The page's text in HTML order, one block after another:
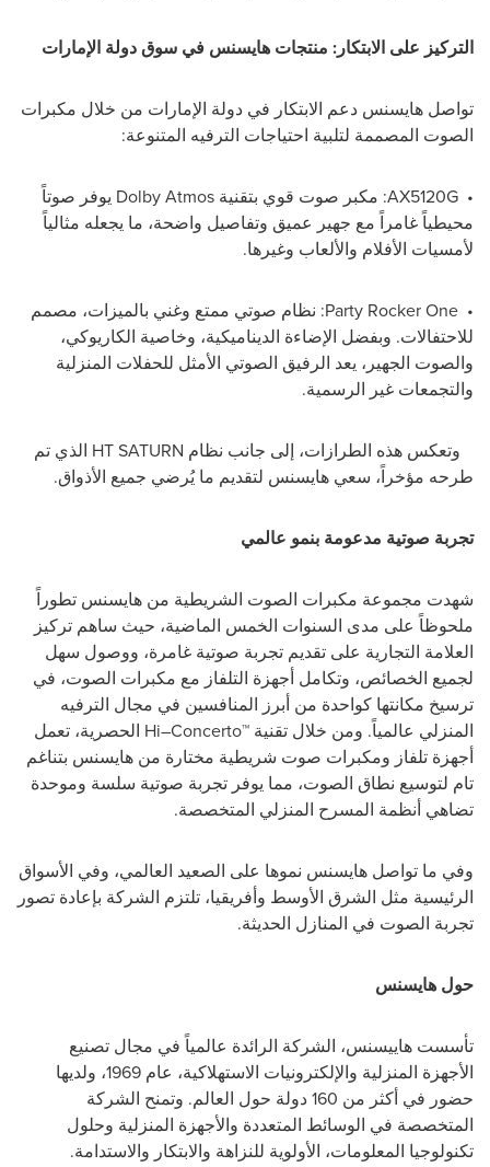
التركيز على الابتكار: منتجات هايسنس في سوق دولة الإمارات
تواصل هايسنس دعم الابتكار في دولة الإمارات من خلال مكبرات
الصوت المصممة لتلبية احتياجات الترفيه المتنوعة:
•
AX5120G: مكبر صوت قوي بتقنية Dolby Atmos يوفر صوتاً
محيطياً غامراً مع جهير عميق وتفاصيل واضحة، ما يجعله مثالياً
لأمسيات الأفلام والألعاب وغيرها.
•
Party Rocker One: نظام صوتي ممتع وغني بالميزات، مصمم
للاحتفالات. وبفضل الإضاءة الديناميكية، وخاصية الكاريوكي،
والصوت الجهير، يعد الرفيق الصوتي الأمثل للحفلات المنزلية
والتجمعات غير الرسمية.
وتعكس هذه الطرازات، إلى جانب نظام HT SATURN الذي تم
طرحه مؤخراً، سعي هايسنس لتقديم ما يُرضي جميع الأذواق.
تجربة صوتية مدعومة بنمو عالمي
شهدت مجموعة مكبرات الصوت الشريطية من هايسنس تطوراً
ملحوظاً على مدى السنوات الخمس الماضية، حيث ساهم تركيز
العلامة التجارية على تقديم تجربة صوتية غامرة، ووصول سهل
لجميع الخصائص، وتكامل أجهزة التلفاز مع مكبرات الصوت، في
ترسيخ مكانتها كواحدة من أبرز المنافسين في مجال الترفيه
المنزلي عالمياً. ومن خلال تقنية Hi–Concerto™ الحصرية، تعمل
أجهزة تلفاز ومكبرات صوت شريطية مختارة من هايسنس بتناغم
تام لتوسيع نطاق الصوت، مما يوفر تجربة صوتية سلسة وموحدة
تضاهي أنظمة المسرح المنزلي المتخصصة.
وفي ما تواصل هايسنس نموها على الصعيد العالمي، وفي الأسواق
الرئيسية مثل الشرق الأوسط وأفريقيا، تلتزم الشركة بإعادة تصور
تجربة الصوت في المنازل الحديثة.
حول هايسنس
تأسست هاييسنس، الشركة الرائدة عالمياً في مجال تصنيع
الأجهزة المنزلية والإلكترونيات الاستهلاكية، عام 1969، ولديها
حضور في أكثر من 160 دولة حول العالم. وتمنح الشركة
المتخصصة في الوسائط المتعددة والأجهزة المنزلية وحلول
تكنولوجيا المعلومات، الأولوية للنزاهة والابتكار والاستدامة.